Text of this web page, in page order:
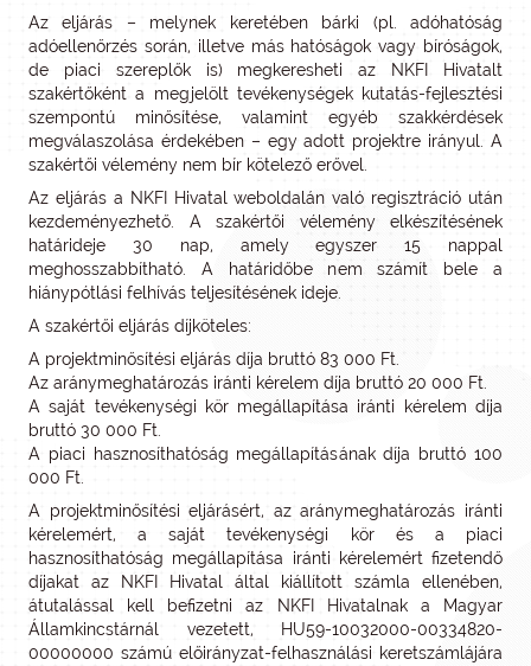
Az eljárás – melynek keretében bárki (pl. adóhatóság
adóellenőrzés során, illetve más hatóságok vagy bíróságok,
de piaci szereplők is) megkeresheti az NKFI Hivatalt
szakértőként a megjelölt tevékenységek kutatás-fejlesztési
szempontú minősítése, valamint egyéb szakkérdések
megválaszolása érdekében – egy adott projektre irányul. A
szakértői vélemény nem bír kötelező erővel.
Az eljárás a NKFI Hivatal weboldalán való regisztráció után
kezdeményezhető. A szakértői vélemény elkészítésének
határideje 30 nap, amely egyszer 15 nappal
meghosszabbítható. A határidőbe nem számít bele a
hiánypótlási felhívás teljesítésének ideje.
A szakértői eljárás díjköteles:
A projektminősítési eljárás díja bruttó 83 000 Ft.
Az aránymeghatározás iránti kérelem díja bruttó 20 000 Ft.
A saját tevékenységi kör megállapítása iránti kérelem díja
bruttó 30 000 Ft.
A piaci hasznosíthatóság megállapításának díja bruttó 100
000 Ft.
A projektminősítési eljárásért, az aránymeghatározás iránti
kérelemért, a saját tevékenységi kör és a piaci
hasznosíthatóság megállapítása iránti kérelemért fizetendő
díjakat az NKFI Hivatal által kiállított számla ellenében,
átutalással kell befizetni az NKFI Hivatalnak a Magyar
Államkincstárnál vezetett, HU59-10032000-00334820-
00000000 számú előirányzat-felhasználási keretszámlájára